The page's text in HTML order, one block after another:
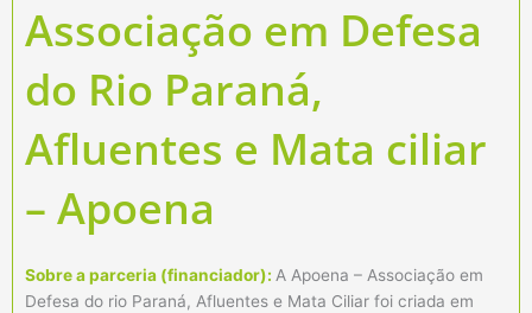
Associação em Defesa
do Rio Paraná,
Afluentes e Mata ciliar
– Apoena
Sobre a parceria (financiador): A Apoena – Associação em
Defesa do rio Paraná, Afluentes e Mata Ciliar foi criada em